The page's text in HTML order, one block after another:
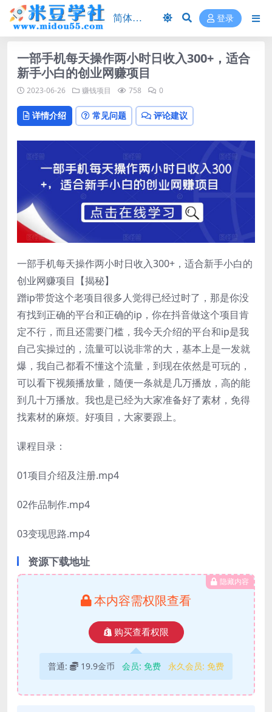
登录
一部手机每天操作两小时日收入300+，适合
新手小白的创业网赚项目
2023-06-26 赚钱项目 758 0
详情介绍 常见问题 评论建议
一部手机每天操作两小时日收入300+，适合新手小白的
创业网赚项目【揭秘】
蹭ip带货这个老项目很多人觉得已经过时了，那是你没
有找到正确的平台和正确的ip，你在抖音做这个项目肯
定不行，而且还需要门槛，我今天介绍的平台和ip是我
自己实操过的，流量可以说非常的大，基本上是一发就
爆，我自己都看不懂这个流量，到现在依然是可玩的，
可以看下视频播放量，随便一条就是几万播放，高的能
到几十万播放。我也是已经为大家准备好了素材，免得
找素材的麻烦。好项目，大家要跟上。
课程目录：
01项目介绍及注册.mp4
02作品制作.mp4
03变现思路.mp4
资源下载地址
隐藏内容
本内容需权限查看
购买查看权限
普通: 19.9金币 会员: 免费 永久会员: 免费